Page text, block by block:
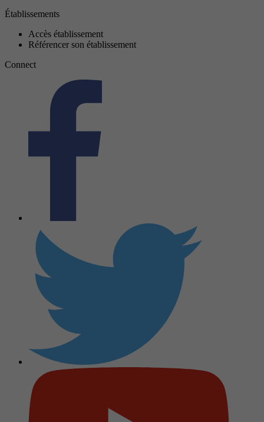
Établissements
Accès établissement
Référencer son établissement
Connect